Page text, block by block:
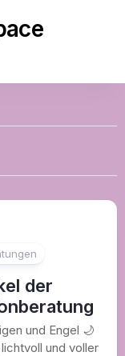
der
und Engel 🌙
und voller